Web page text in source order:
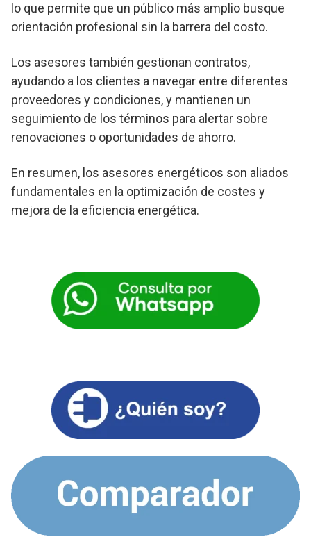
lo que permite que un público más amplio busque
orientación profesional sin la barrera del costo.
Los asesores también gestionan contratos,
ayudando a los clientes a navegar entre diferentes
proveedores y condiciones, y mantienen un
seguimiento de los términos para alertar sobre
renovaciones o oportunidades de ahorro.
En resumen, los asesores energéticos son aliados
fundamentales en la optimización de costes y
mejora de la eficiencia energética.